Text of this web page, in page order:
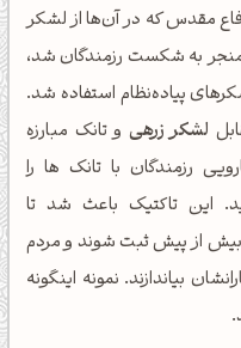
عملیات اول دفاع مقدس که در آن‌ها از لشکر
منجر به شکست رزمندگان شد،
پیاده‌نظام استفاده شد.
لشکر زرهی و تانک مبارزه
رزمندگان با تانک ها را
این تاکتیک باعث شد تا
بیش از پیش ثبت شوند و مردم
بیاندازند. نمونه اینگونه